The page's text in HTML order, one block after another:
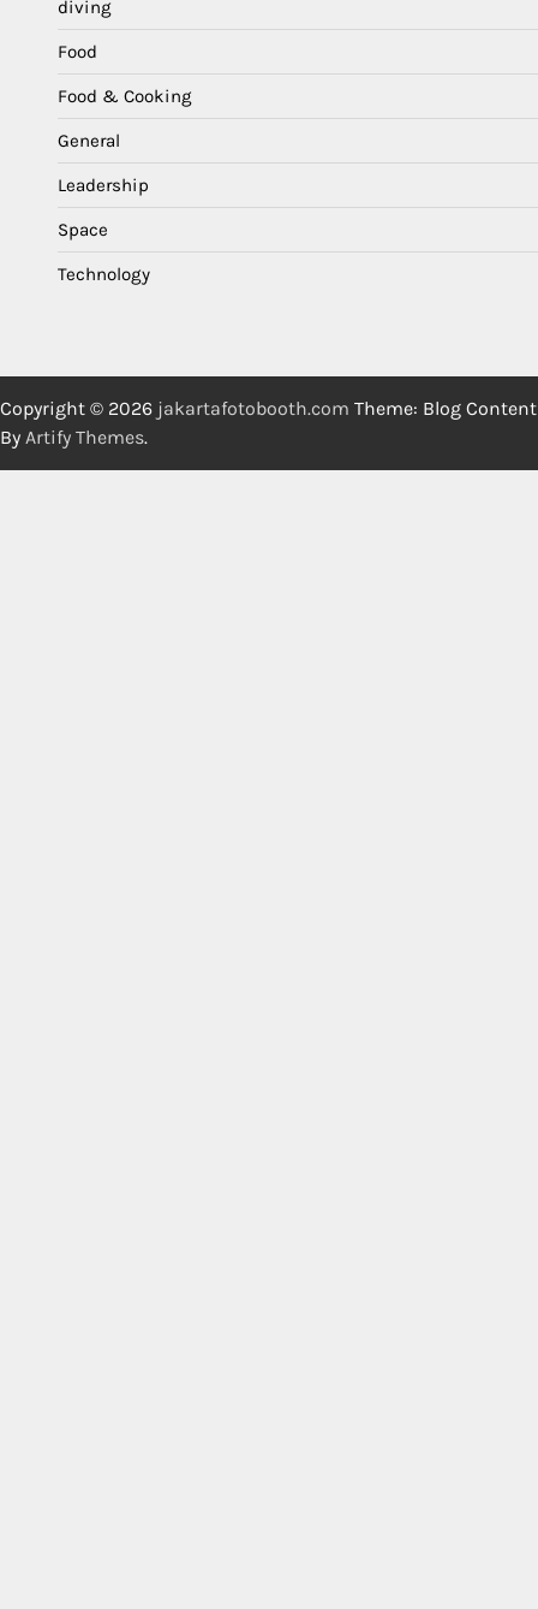
diving
Food
Food & Cooking
General
Leadership
Space
Technology
Copyright © 2026 jakartafotobooth.com Theme: Blog Content
By Artify Themes.